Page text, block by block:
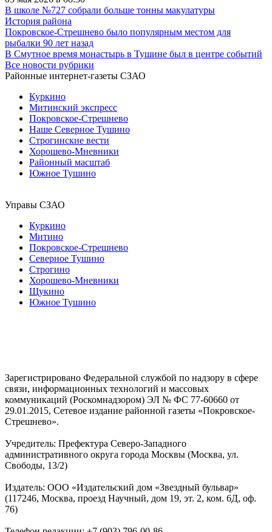
В школе №727 собрали больше тонны макулатуры
История района
Покровское-Стрешнево было популярным местом для
рыбалки 90 лет назад
В Смутное время монастырь в Тушине был в центре событий
Все новости рубрики
Районные интернет-газеты СЗАО
Куркино
Митинский экспресс
Покровское-Стрешнево
Наше Северное Тушино
Строгинские вести
Хорошево-Мневники
Районный масштаб
Южное Тушино
Управы СЗАО
Куркино
Митино
Покровское-Стрешнево
Северное Тушино
Строгино
Хорошево-Мневники
Щукино
Южное Тушино
Зарегистрировано Федеральной службой по надзору в сфере
связи, информационных технологий и массовых
коммуникаций (Роскомнадзором) ЭЛ № ФС 77-60660 от
29.01.2015, Сетевое издание районной газеты «Покровское-
Стрешнево».
Учредитель: Префектура Северо-Западного
административного округа города Москвы (Москва, ул.
Свободы, 13/2)
Издатель: ООО «Издательский дом «Звездный бульвар»
(117246, Москва, проезд Научный, дом 19, эт. 2, ком. 6Д, оф.
76)